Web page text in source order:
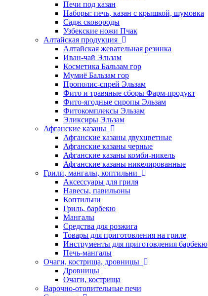
Печи под казан
Наборы: печь, казан с крышкой, шумовка
Садж сковороды
Узбекские ножи Пчак
Алтайская продукция
Алтайская жевательная резинка
Иван-чай Эльзам
Косметика Бальзам гор
Мумиё Бальзам гор
Прополис-спрей Эльзам
Фито и травяные сборы Фарм-продукт
Фито-ягодные сиропы Эльзам
Фитокомплексы Эльзам
Эликсиры Эльзам
Афганские казаны
Афганские казаны двухцветные
Афганские казаны черные
Афганские казаны комби-никель
Афганские казаны никелированные
Грили, мангалы, коптильни
Аксессуары для гриля
Навесы, павильоны
Коптильни
Гриль, барбекю
Мангалы
Средства для розжига
Товары для приготовления на гриле
Инструменты для приготовления барбекю
Печь-мангалы
Очаги, кострища, дровницы
Дровницы
Очаги, кострища
Варочно-отопительные печи